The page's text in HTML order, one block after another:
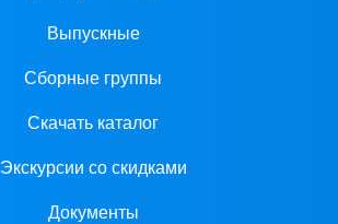
Выпускные
Сборные группы
Скачать каталог
Экскурсии со скидками
Документы